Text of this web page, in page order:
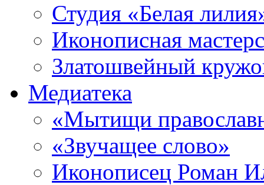
Студия «Белая
Иконописная
Златошвейный
Медиатека
«Мытищи
«Звучащее слово»
Иконописец Роман